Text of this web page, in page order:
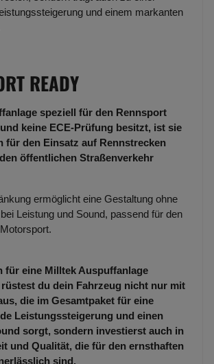
und einem markanten
READY
speziell für den Rennsport
keine ECE-Prüfung besitzt, ist sie
für den Einsatz auf Rennstrecken
öffentlichen Straßenverkehr
ermöglicht eine Gestaltung ohne
Leistung und Sound, passend für den
für eine Milltek Auspuffanlage
du dein Fahrzeug nicht nur mit
die im Gesamtpaket für eine
Leistungssteigerung und einen
sorgt, sondern investierst auch in
und Qualität, die für den ernsthaften
sind.